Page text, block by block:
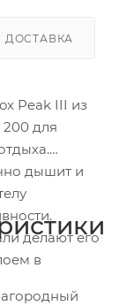
ДОСТАВКА
Peak III из
для
дышит и
делают его
в